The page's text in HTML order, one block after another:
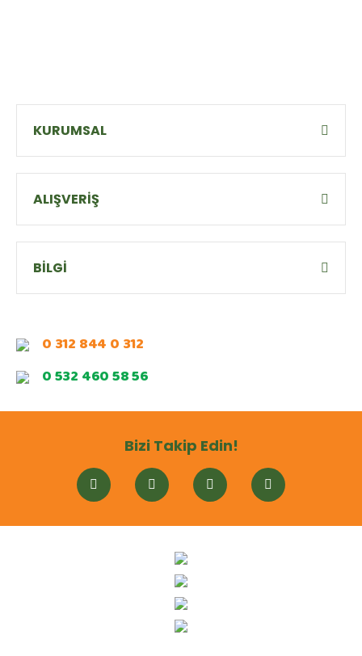
KURUMSAL
ALIŞVERİŞ
BİLGİ
0 312 844 0 312
0 532 460 58 56
Bizi Takip Edin!